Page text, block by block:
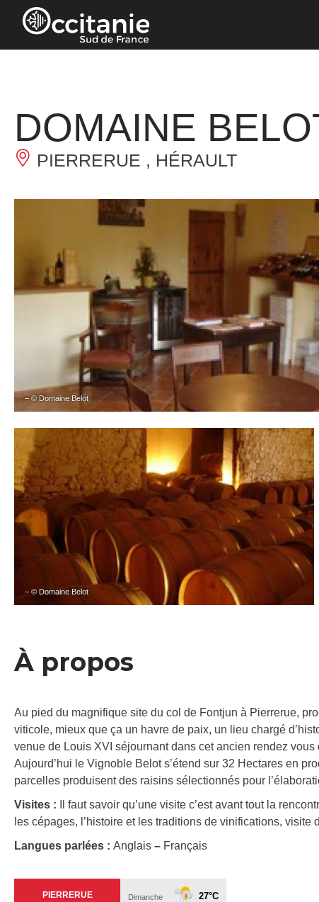
Panneau de gestion des cookies
DOMAINE
PIERRERUE , HÉRAULT
– © Domaine Belot
– © Domaine Belot
À propos
Au pied du magnifique site du col de Fontjun à Pierrerue,
viticole, mieux que ça un havre de paix, un lieu chargé
venue de Louis XVI séjournant dans cet ancien rendez
Aujourd’hui le Vignoble Belot s’étend sur 32 Hectares en
parcelles produisent des raisins sélectionnés pour
Visites :
Il faut savoir qu’une visite c’est avant tout la
les cépages, l’histoire et les traditions de vinifications,
Langues parlées : Anglais – Français